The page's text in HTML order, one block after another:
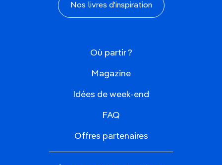
Nos livres d'inspiration
Où partir ?
Magazine
Idées de week-end
FAQ
Offres partenaires